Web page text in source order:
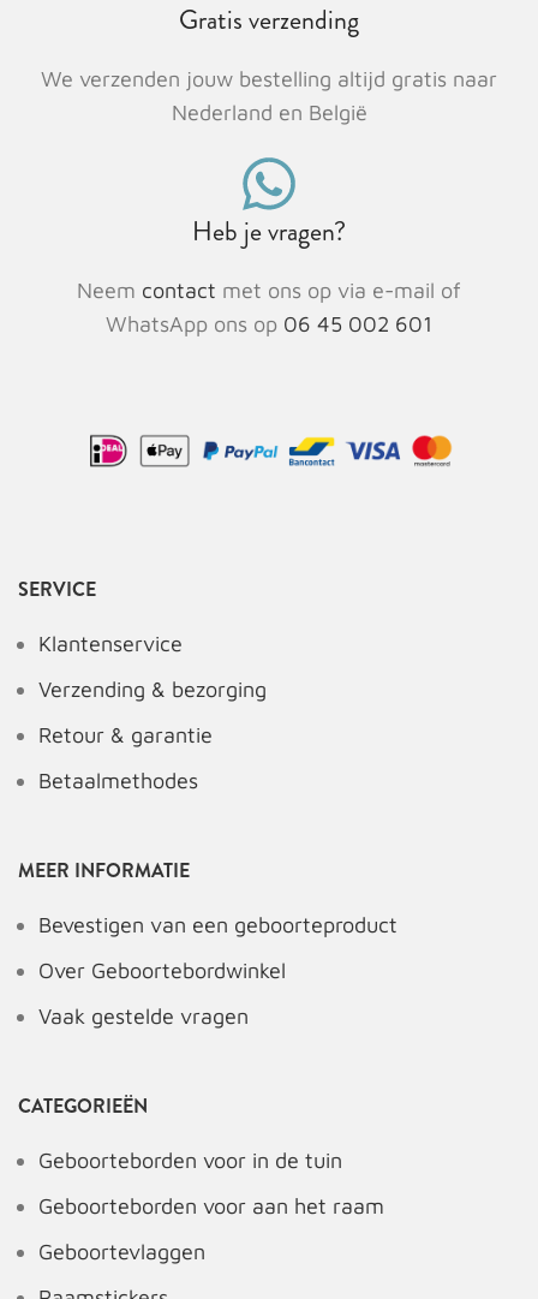
Gratis verzending
We verzenden jouw bestelling altijd gratis naar
Nederland en België
Heb je vragen?
Neem contact met ons op via e-mail of
WhatsApp ons op 06 45 002 601
SERVICE
Klantenservice
Verzending & bezorging
Retour & garantie
Betaalmethodes
MEER INFORMATIE
Bevestigen van een geboorteproduct
Over Geboortebordwinkel
Vaak gestelde vragen
CATEGORIEËN
Geboorteborden voor in de tuin
Geboorteborden voor aan het raam
Geboortevlaggen